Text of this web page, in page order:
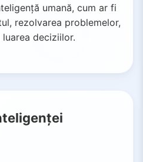
umană, cum ar fi
rezolvarea problemelor,
deciziilor.